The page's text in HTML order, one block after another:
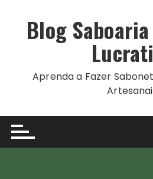
Blog
Aprenda a Fazer